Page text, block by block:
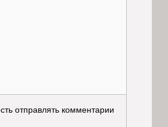
отправлять комментарии